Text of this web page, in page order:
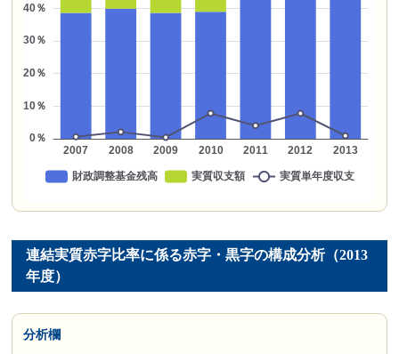
連結実質赤字比率に係る赤字・黒字の構成分析（2013
年度）
分析欄